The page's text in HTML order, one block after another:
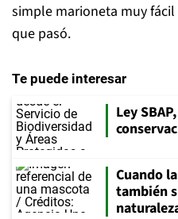
simple marioneta muy
que pasó.
Te puede interesar
Ley
Cuando
también